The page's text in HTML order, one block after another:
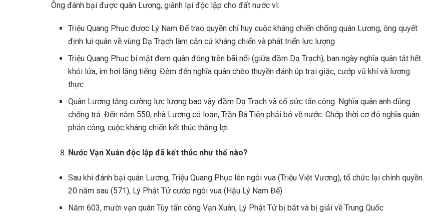
Ông đánh bại được quân Lương, giành lại độc lập cho đất nước vì:
Triệu Quang Phục được Lý Nam Đế trao quyền chỉ huy cuộc kháng chiến chống quân Lương, ông quyết
định lui quân về vùng Dạ Trạch làm căn cứ kháng chiến và phát triển lực lượng
Triệu Quang Phục bí mật đem quân đóng trên bãi nổi (giữa đầm Dạ Trạch), ban ngày nghĩa quân tắt hết
khói lửa, im hơi lặng tiếng. Đêm đến nghĩa quân chèo thuyền đánh úp trại giặc, cướp vũ khí và lương
thực
Quân Lương tăng cường lực lượng bao vây đầm Dạ Trạch và cố sức tấn công. Nghĩa quân anh dũng
chống trả. Đến năm 550, nhà Lương có loạn, Trần Bá Tiên phải bỏ về nước. Chớp thời cơ đó nghĩa quân
phản công, cuộc kháng chiến kết thúc thắng lợi
Nước Vạn Xuân độc lập đã kết thúc như thế nào?
Sau khi đánh bại quân Lương, Triệu Quang Phục lên ngôi vua (Triệu Việt Vương), tổ chức lại chính quyền.
20 năm sau (571), Lý Phật Tử cướp ngôi vua (Hậu Lý Nam Đế)
Năm 603, mười vạn quân Tùy tấn công Vạn Xuân, Lý Phật Tử bị bắt và bị giải về Trung Quốc